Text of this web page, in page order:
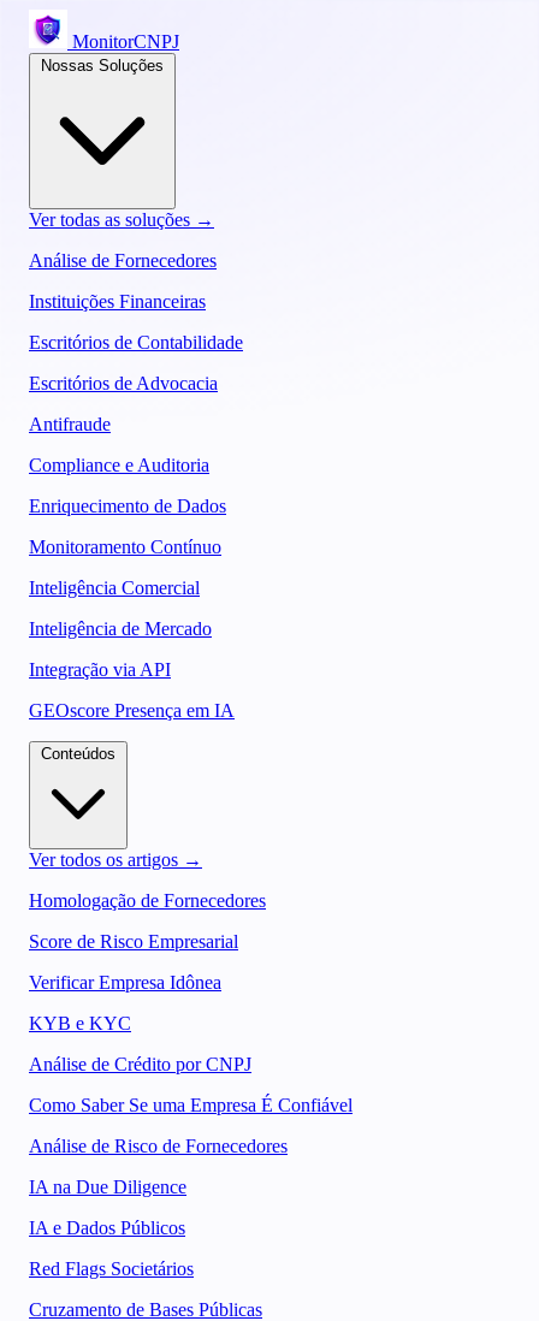
MonitorCNPJ
Ver todas as soluções →
Análise de Fornecedores
Instituições Financeiras
Escritórios de Contabilidade
Escritórios de Advocacia
Antifraude
Compliance e Auditoria
Enriquecimento de Dados
Monitoramento Contínuo
Inteligência Comercial
Inteligência de Mercado
Integração via API
GEOscore Presença em IA
Ver todos os artigos →
Homologação de Fornecedores
Score de Risco Empresarial
Verificar Empresa Idônea
KYB e KYC
Análise de Crédito por CNPJ
Como Saber Se uma Empresa É Confiável
Análise de Risco de Fornecedores
IA na Due Diligence
IA e Dados Públicos
Red Flags Societários
Cruzamento de Bases Públicas